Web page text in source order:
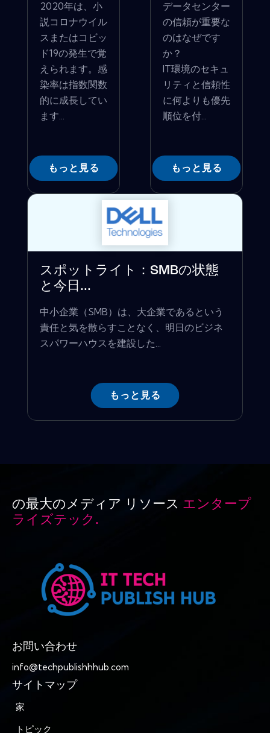
2020年は、小
説コロナウイル
スまたはコビッ
ド19の発生で覚
えられます。感
染率は指数関数
的に成長してい
ます...
もっと見る
データセンター
の信頼が重要な
のはなぜです
か？
IT環境のセキュ
リティと信頼性
に何よりも優先
順位を付...
もっと見る
スポットライト：SMBの状態
と今日...
中小企業（SMB）は、大企業であるという
責任と気を散らすことなく、明日のビジネ
スパワーハウスを建設した...
もっと見る
の最大のメディア リソース エンタープ
ライズテック.
お問い合わせ
info@techpublishhhub.com
サイトマップ
家
トピック